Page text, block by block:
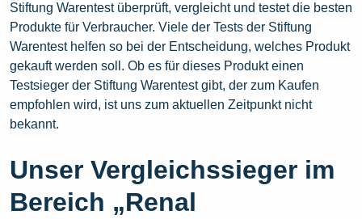
Stiftung Warentest überprüft, vergleicht und testet die besten
Produkte für Verbraucher. Viele der Tests der Stiftung
Warentest helfen so bei der Entscheidung, welches Produkt
gekauft werden soll. Ob es für dieses Produkt einen
Testsieger der Stiftung Warentest gibt, der zum Kaufen
empfohlen wird, ist uns zum aktuellen Zeitpunkt nicht
bekannt.
Unser Vergleichssieger im
Bereich „Renal